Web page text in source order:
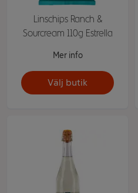
Linschips Ranch &
Sourcream 110g Estrella
Mer info
Välj butik